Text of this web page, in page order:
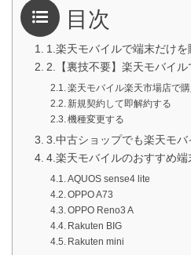
目次
1.楽天モバイルで端末だけを
2.【裏技不要】楽天モバイ
楽天モバイル楽天市場店で
新規契約して即解約する
機種変更する
3.中古ショップでも楽天モ
4.楽天モバイルのおすすめ端
AQUOS sense4 lite
OPPO A73
OPPO Reno3 A
Rakuten BIG
Rakuten mini